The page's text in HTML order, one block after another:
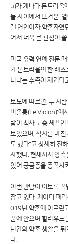
u)가 캐나다 몬트리올
들 사이에서 뜨거운 '
랜 연인이자 약혼자였
어서 더욱 큰 관심이
미국 유력 연예 전문
가 몬트리올의 한 레
니냐는 추측이 제기되
보도에 따르면, 두 사
비올롱(Le Violon)'에
람이 식사 도중 셰프
보였으며, 식사를 마친
도 했다"고 상세히 전
사했다. 현재까지 양
있어 궁금증을 증폭시
이번 만남이 이토록
잡고 있다. 케이티 페
019년 약혼에 이르렀
품에 안으며 할리우드
년간의 약혼 생활을
다.